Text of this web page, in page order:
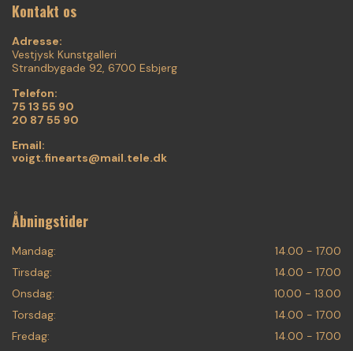
Kontakt os
Adresse:
Vestjysk Kunstgalleri
Strandbygade 92, 6700 Esbjerg
Telefon:
75 13 55 90
20 87 55 90
Email:
voigt.finearts@mail.tele.dk
Åbningstider
Mandag:
14.00 - 17.00
Tirsdag:
14.00 - 17.00
Onsdag:
10.00 - 13.00
Torsdag:
14.00 - 17.00
Fredag:
14.00 - 17.00